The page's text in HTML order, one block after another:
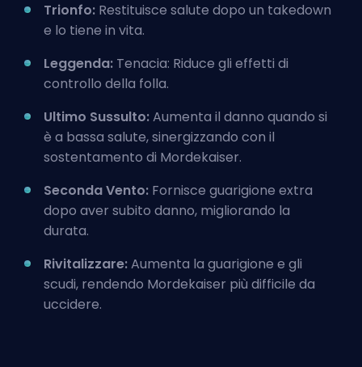
Trionfo: Restituisce salute dopo un takedown
e lo tiene in vita.
Leggenda: Tenacia: Riduce gli effetti di
controllo della folla.
Ultimo Sussulto:Aumenta il danno quando si
è a bassa salute, sinergizzando con il
sostentamento di Mordekaiser.
Seconda Vento: Fornisce guarigione extra
dopo aver subito danno, migliorando la
durata.
Rivitalizzare:Aumenta la guarigione e gli
scudi, rendendo Mordekaiser più difficile da
uccidere.